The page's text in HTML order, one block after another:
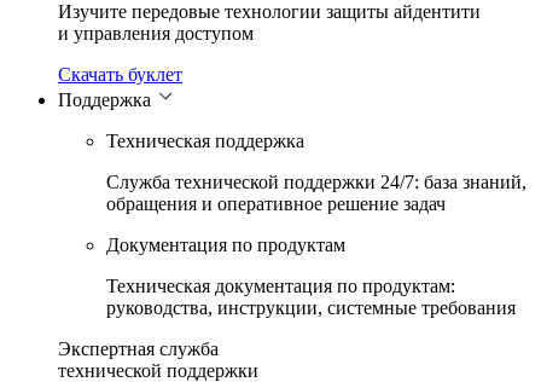
Изучите передовые технологии защиты айдентити
и управления доступом
Скачать буклет
Поддержка
Техническая поддержка
Служба технической поддержки 24/7: база знаний,
обращения и оперативное решение задач
Документация по продуктам
Техническая документация по продуктам:
руководства, инструкции, системные требования
Экспертная служба
технической поддержки